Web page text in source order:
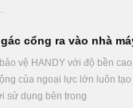
cổng ra vào nhà
vệ HANDY với độ bền
của ngoại lực lớn luôn
sử dụng bên trong